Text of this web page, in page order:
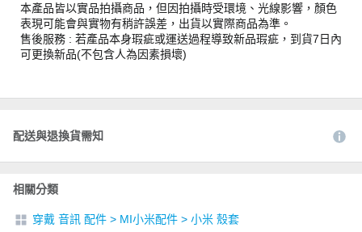
本產品皆以實品拍攝商品，但因拍攝時受環境、光線影響，顏色
表現可能會與實物有稍許誤差，出貨以實際商品為準。
售後服務 : 若產品本身瑕疵或運送過程導致新品瑕疵，到貨7日內
可更換新品(不包含人為因素損壞)
配送與退換貨需知
相關分類
穿戴 音訊 配件 > MI小米配件 > 小米 殼套